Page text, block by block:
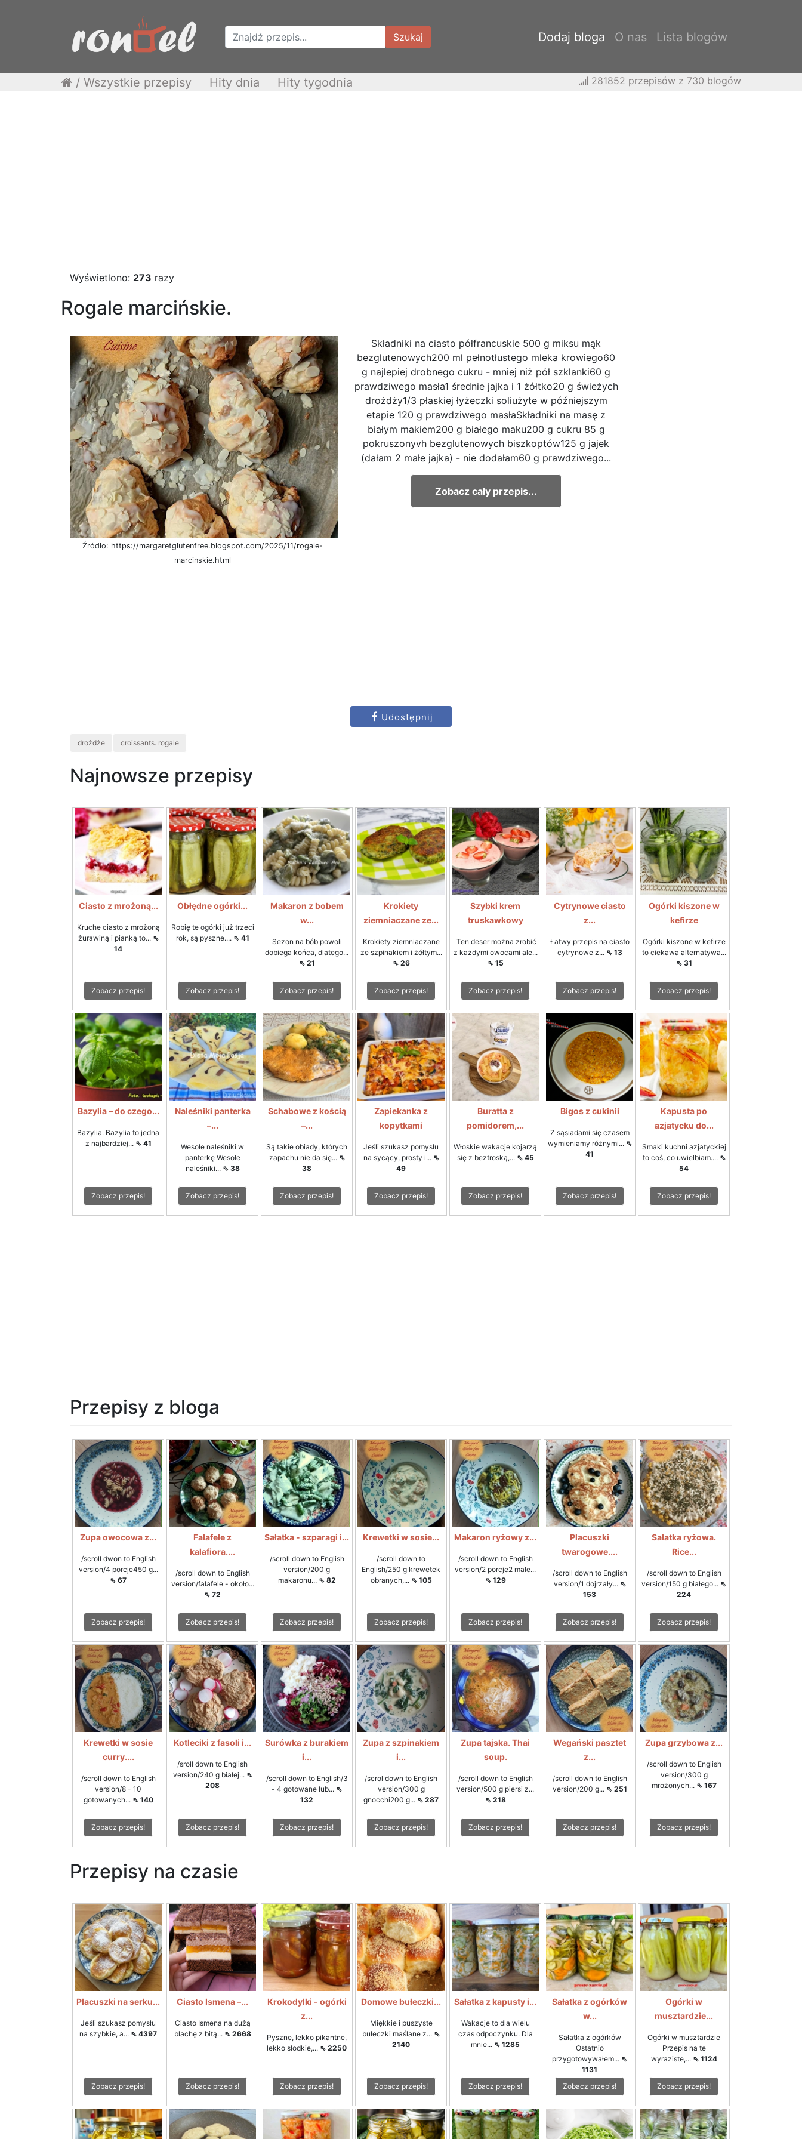
Szukaj Dodaj bloga O nas Lista blogów
/ Wszystkie przepisy Hity dnia Hity tygodnia 281852 przepisów z 730 blogów
Wyświetlono: 273 razy
Rogale marcińskie.
Źródło: https://margaretglutenfree.blogspot.com/2025/11/rogale-
marcinskie.html
Składniki na ciasto półfrancuskie 500 g miksu mąk
bezglutenowych200 ml pełnotłustego mleka krowiego60
g najlepiej drobnego cukru - mniej niż pół szklanki60 g
prawdziwego masła1 średnie jajka i 1 żółtko20 g świeżych
drożdży1/3 płaskiej łyżeczki soliużyte w późniejszym
etapie 120 g prawdziwego masłaSkładniki na masę z
białym makiem200 g białego maku200 g cukru 85 g
pokruszonyvh bezglutenowych biszkoptów125 g jajek
(dałam 2 małe jajka) - nie dodałam60 g prawdziwego...
Zobacz cały przepis...
Udostępnij
drożdże croissants. rogale
Najnowsze przepisy
Ciasto z mrożoną...
Kruche ciasto z mrożoną
żurawiną i pianką to... ⇖
14
Zobacz przepis!
Obłędne ogórki...
Robię te ogórki już trzeci
rok, są pyszne.... ⇖ 41
Zobacz przepis!
Makaron z bobem
w...
Sezon na bób powoli
dobiega końca, dlatego...
⇖ 21
Zobacz przepis!
Krokiety
ziemniaczane ze...
Krokiety ziemniaczane
ze szpinakiem i żółtym...
⇖ 26
Zobacz przepis!
Szybki krem
truskawkowy
Ten deser można zrobić
z każdymi owocami ale...
⇖ 15
Zobacz przepis!
Cytrynowe ciasto
z...
Łatwy przepis na ciasto
cytrynowe z... ⇖ 13
Zobacz przepis!
Ogórki kiszone w
kefirze
Ogórki kiszone w kefirze
to ciekawa alternatywa...
⇖ 31
Zobacz przepis!
Bazylia – do czego...
Bazylia. Bazylia to jedna
z najbardziej... ⇖ 41
Zobacz przepis!
Naleśniki panterka
–...
Wesołe naleśniki w
panterkę Wesołe
naleśniki... ⇖ 38
Zobacz przepis!
Schabowe z kością
–...
Są takie obiady, których
zapachu nie da się... ⇖
38
Zobacz przepis!
Zapiekanka z
kopytkami
Jeśli szukasz pomysłu
na sycący, prosty i... ⇖
49
Zobacz przepis!
Buratta z
pomidorem,...
Włoskie wakacje kojarzą
się z beztroską,... ⇖ 45
Zobacz przepis!
Bigos z cukinii
Z sąsiadami się czasem
wymieniamy różnymi... ⇖
41
Zobacz przepis!
Kapusta po
azjatycku do...
Smaki kuchni azjatyckiej
to coś, co uwielbiam.... ⇖
54
Zobacz przepis!
Przepisy z bloga
Zupa owocowa z...
/scroll dwon to English
version/4 porcje450 g...
⇖ 67
Zobacz przepis!
Falafele z
kalafiora....
/scroll down to English
version/falafele - około...
⇖ 72
Zobacz przepis!
Sałatka - szparagi i...
/scroll down to English
version/200 g
makaronu... ⇖ 82
Zobacz przepis!
Krewetki w sosie...
/scroll down to
English/250 g krewetek
obranych,... ⇖ 105
Zobacz przepis!
Makaron ryżowy z...
/scroll down to English
version/2 porcje2 małe...
⇖ 129
Zobacz przepis!
Placuszki
twarogowe....
/scroll down to English
version/1 dojrzały... ⇖
153
Zobacz przepis!
Sałatka ryżowa.
Rice...
/scroll down to English
version/150 g białego... ⇖
224
Zobacz przepis!
Krewetki w sosie
curry....
/scroll down to English
version/8 - 10
gotowanych... ⇖ 140
Zobacz przepis!
Kotleciki z fasoli i...
/sroll down to English
version/240 g białej... ⇖
208
Zobacz przepis!
Surówka z burakiem
i...
/scroll down to English/3
- 4 gotowane lub... ⇖
132
Zobacz przepis!
Zupa z szpinakiem
i...
/scrol down to English
version/300 g
gnocchi200 g... ⇖ 287
Zobacz przepis!
Zupa tajska. Thai
soup.
/scroll down to English
version/500 g piersi z...
⇖ 218
Zobacz przepis!
Wegański pasztet
z...
/scroll down to English
version/200 g... ⇖ 251
Zobacz przepis!
Zupa grzybowa z...
/scroll down to English
version/300 g
mrożonych... ⇖ 167
Zobacz przepis!
Przepisy na czasie
Placuszki na serku...
Jeśli szukasz pomysłu
na szybkie, a... ⇖ 4397
Zobacz przepis!
Ciasto Ismena –...
Ciasto Ismena na dużą
blachę z bitą... ⇖ 2668
Zobacz przepis!
Krokodylki - ogórki
z...
Pyszne, lekko pikantne,
lekko słodkie,... ⇖ 2250
Zobacz przepis!
Domowe bułeczki...
Miękkie i puszyste
bułeczki maślane z... ⇖
2140
Zobacz przepis!
Sałatka z kapusty i...
Wakacje to dla wielu
czas odpoczynku. Dla
mnie... ⇖ 1285
Zobacz przepis!
Sałatka z ogórków
w...
Sałatka z ogórków
Ostatnio
przygotowywałem... ⇖
1131
Zobacz przepis!
Ogórki w
musztardzie...
Ogórki w musztardzie
Przepis na te
wyraziste,... ⇖ 1124
Zobacz przepis!